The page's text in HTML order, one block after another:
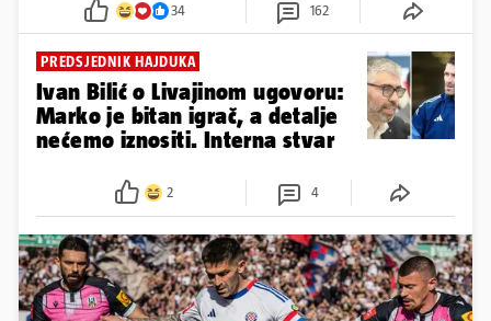
34 162
PREDSJEDNIK HAJDUKA
Ivan Bilić o Livajinom ugovoru:
Marko je bitan igrač, a detalje
nećemo iznositi. Interna stvar
2 4